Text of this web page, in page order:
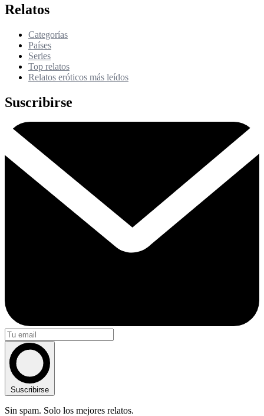
Relatos
Categorías
Países
Series
Top relatos
Relatos eróticos más leídos
Suscribirse
Suscribirse
Sin spam. Solo los mejores relatos.